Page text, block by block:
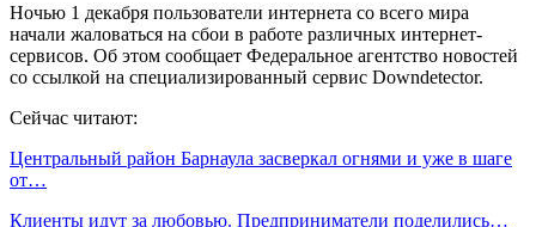
Ночью 1 декабря пользователи интернета со всего мира
начали жаловаться на сбои в работе различных интернет-
сервисов. Об этом сообщает Федеральное агентство новостей
со ссылкой на специализированный сервис Downdetector.
Сейчас читают:
Центральный район Барнаула засверкал огнями и уже в шаге
от…
Клиенты идут за любовью. Предприниматели поделились…